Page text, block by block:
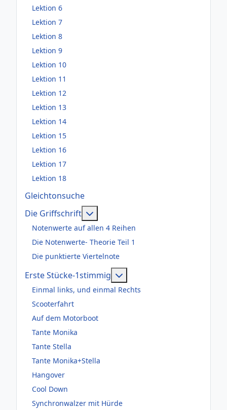
Lektion 6
Lektion 7
Lektion 8
Lektion 9
Lektion 10
Lektion 11
Lektion 12
Lektion 13
Lektion 14
Lektion 15
Lektion 16
Lektion 17
Lektion 18
Gleichtonsuche
Die Griffschrift
Notenwerte auf allen 4 Reihen
Die Notenwerte- Theorie Teil 1
Die punktierte Viertelnote
Erste Stücke-1stimmig
Einmal links, und einmal Rechts
Scooterfahrt
Auf dem Motorboot
Tante Monika
Tante Stella
Tante Monika+Stella
Hangover
Cool Down
Synchronwalzer mit Hürde